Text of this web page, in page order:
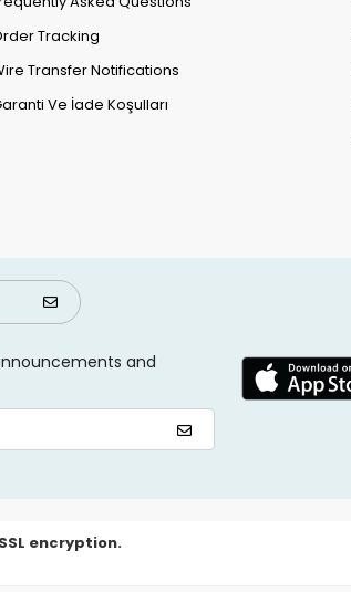
Tracking
Transfer Notifications
Ve İade Koşulları
and
encryption.